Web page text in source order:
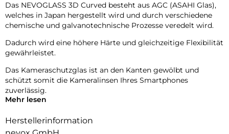
Das NEVOGLASS 3D Curved besteht aus AGC (ASAHI Glas),
welches in Japan hergestellt wird und durch verschiedene
chemische und galvanotechnische Prozesse veredelt wird.
Dadurch wird eine höhere Härte und gleichzeitige Flexibilität
gewährleistet.
Das Kameraschutzglas ist an den Kanten gewölbt und
schützt somit die Kameralinsen Ihres Smartphones
zuverlässig.
schützen Sie die Linsen vor Staubablagerungen in den
Zwischenräumen.
Mehr lesen
Herstellerinformation